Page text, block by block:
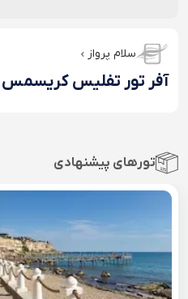
سلام پرواز
آفر تور تفلیس کریسمس
تورهای پیشنهادی